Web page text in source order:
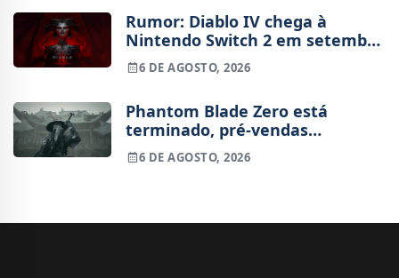
Rumor: Diablo IV chega à
Nintendo Switch 2 em setembro
e vai custar o preço de um jogo
novo
6 DE AGOSTO, 2026
Phantom Blade Zero está
terminado, pré-vendas
começam na próxima semana
6 DE AGOSTO, 2026